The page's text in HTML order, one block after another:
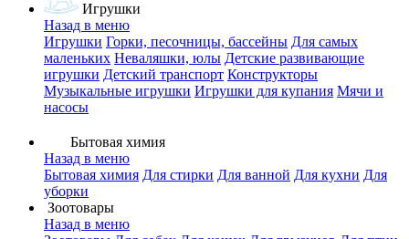
Игрушки
Назад в меню
Игрушки Горки, песочницы, бассейны Для самых
маленьких Неваляшки, юлы Детские развивающие
игрушки Детский транспорт Конструкторы
Музыкальные игрушки Игрушки для купания Мячи и
насосы
Бытовая химия
Назад в меню
Бытовая химия Для стирки Для ванной Для кухни Для
уборки
Зоотовары
Назад в меню